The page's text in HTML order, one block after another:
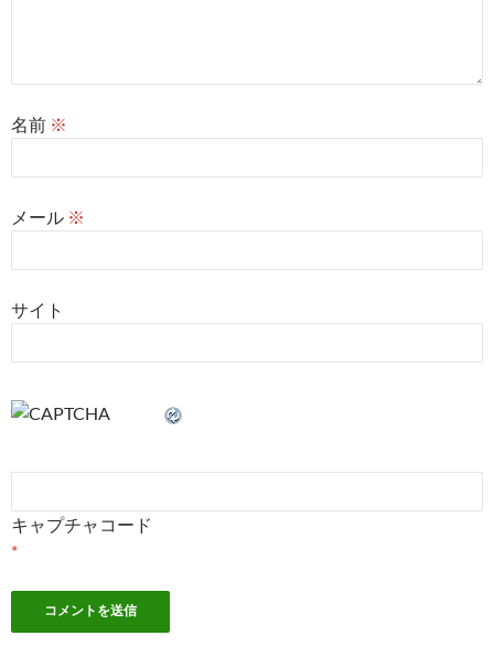
名前 ※
メール ※
サイト
キャプチャコード
*